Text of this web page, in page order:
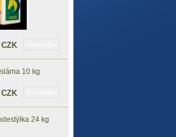
CZK
10 kg
CZK
24 kg